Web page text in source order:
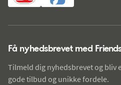
Få nyhedsbrevet med
Tilmeld dig nyhedsbrevet og bliv
gode tilbud og unikke fordele.